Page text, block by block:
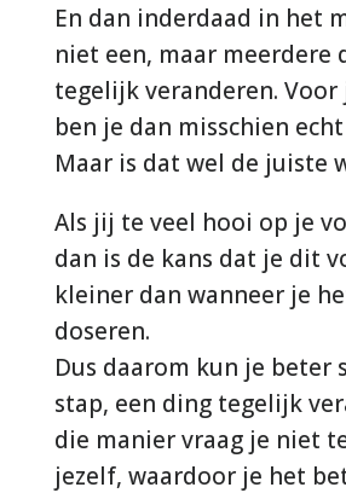
En dan inderdaad in het
niet een, maar meerdere
tegelijk veranderen. Voor
ben je dan misschien
Maar is dat wel de juiste
Als jij te veel hooi op je
dan is de kans dat je dit
kleiner dan wanneer je
doseren.
Dus daarom kun je beter
stap, een ding tegelijk
die manier vraag je niet
jezelf, waardoor je het